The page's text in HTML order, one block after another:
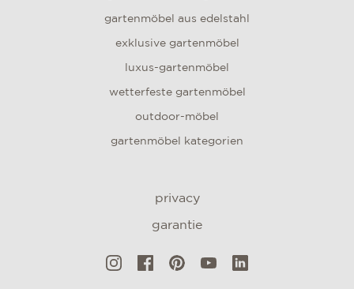
gartenmöbel aus edelstahl
exklusive gartenmöbel
luxus-gartenmöbel
wetterfeste gartenmöbel
outdoor-möbel
gartenmöbel kategorien
privacy
garantie